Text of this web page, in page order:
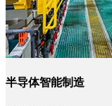
半导体智能制造